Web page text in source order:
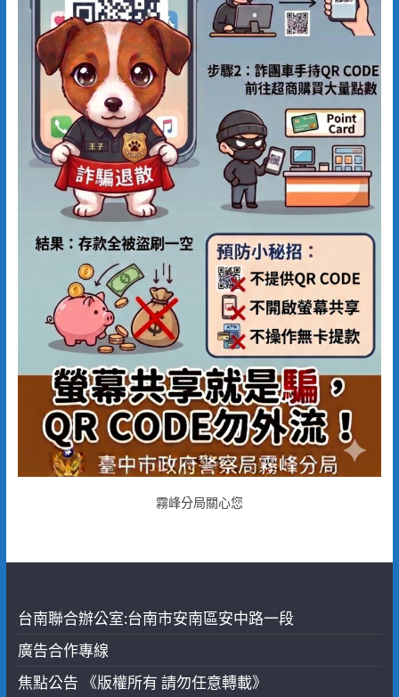
霧峰分局關心您
台南聯合辦公室:台南市安南區安中路一段
廣告合作專線
焦點公告 《版權所有 請勿任意轉載》